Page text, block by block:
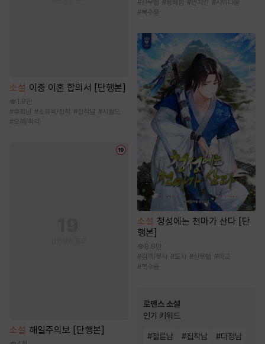
소설 이중 이혼 합의서 [단행본]
1.9만
#후회남 #소유욕/집착 #집착남 #시월드
#오해/착각
소설 해일주의보 [단행본]
#신무협 #통쾌함 #먼치킨 #사이다물
#복수물
소설 청성에는 천마가 산다 [단
행본]
8.8만
#검객/무사 #도사 #신무협 #마교
#복수물
로맨스 소설
인기 키워드
#절륜남 #집착남 #다정남